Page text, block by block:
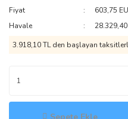
Fiyat
603,75
Havale
3.918,10 TL den başlayan
Sepete Ekle